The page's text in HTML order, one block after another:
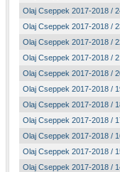
Olaj Cseppek 2017-2018 /
Olaj Cseppek 2017-2018 /
Olaj Cseppek 2017-2018 /
Olaj Cseppek 2017-2018 /
Olaj Cseppek 2017-2018 /
Olaj Cseppek 2017-2018 /
Olaj Cseppek 2017-2018 /
Olaj Cseppek 2017-2018 /
Olaj Cseppek 2017-2018 /
Olaj Cseppek 2017-2018 /
Olaj Cseppek 2017-2018 /